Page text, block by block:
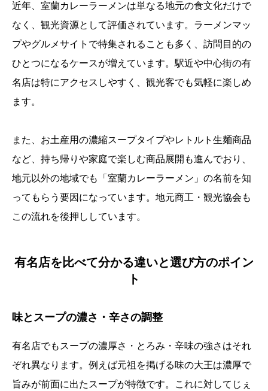
近年、室蘭カレーラーメンは単なる地元の食文化だけで
なく、観光資源として評価されています。ラーメンマッ
プやグルメサイトで特集されることも多く、訪問目的の
ひとつになるケースが増えています。駅近や中心街の有
名店は特にアクセスしやすく、観光客でも気軽に楽しめ
ます。
また、お土産用の濃縮スープタイプやレトルト生麺商品
など、持ち帰りや家庭で楽しむ商品展開も進んでおり、
地元以外の地域でも「室蘭カレーラーメン」の名前を知
ってもらう要因になっています。地元商工・観光協会も
この流れを後押ししています。
有名店を比べて分かる違いと選び方のポイン
ト
味とスープの濃さ・辛さの調整
有名店でもスープの濃厚さ・とろみ・辛味の強さはそれ
ぞれ異なります。例えば元祖を掲げる味の大王は濃厚で
旨みが前面に出たスープが特徴です。これに対してじぇ